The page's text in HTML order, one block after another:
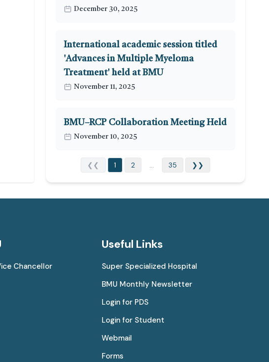
December 30, 2025
International academic session titled
'Advances in Multiple Myeloma
Treatment' held at BMU
November 11, 2025
BMU–RCP Collaboration Meeting Held
November 10, 2025
❮❮ 1 2 ... 35 ❯❯
Chancellor
Useful Links
Super Specialized Hospital
BMU Monthly Newsletter
Login for PDS
Login for Student
Webmail
Forms